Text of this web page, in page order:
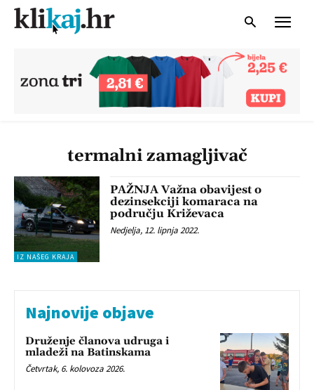
termalni zamagljivač
IZ NAŠEG KRAJA
PAŽNJA Važna obavijest o
dezinsekciji komaraca na
području Križevaca
Nedjelja, 12. lipnja 2022.
Najnovije objave
Druženje članova udruga i
mladeži na Batinskama
Četvrtak, 6. kolovoza 2026.